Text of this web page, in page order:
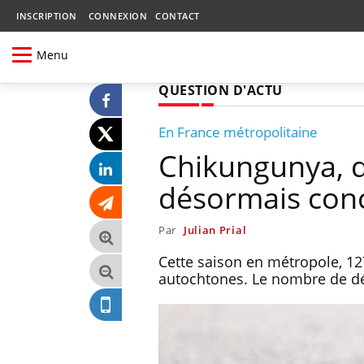
INSCRIPTION CONNEXION CONTACT
Menu
QUESTION D'ACTU
En France métropolitaine
Chikungunya,
désormais
Par Julian Prial
Cette saison en métropole,
autochtones. Le nombre de